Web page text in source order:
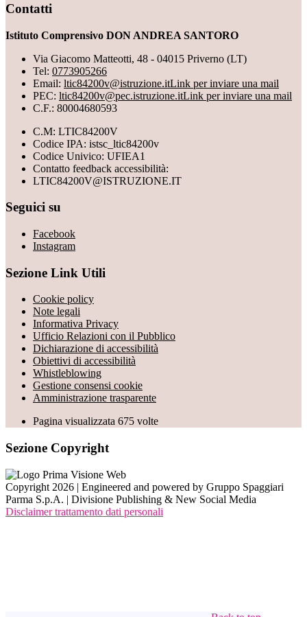
Contatti
Istituto Comprensivo DON ANDREA SANTORO
Via Giacomo Matteotti, 48 - 04015 Priverno (LT)
Tel: 0773905266
Email: ltic84200v@istruzione.itLink per inviare una mail
PEC: ltic84200v@pec.istruzione.itLink per inviare una mail
C.F.: 80004680593
C.M: LTIC84200V
Codice IPA: istsc_ltic84200v
Codice Univico: UFIEA1
Contatto feedback accessibilità:
LTIC84200V@ISTRUZIONE.IT
Seguici su
Facebook
Instagram
Sezione Link Utili
Cookie policy
Note legali
Informativa Privacy
Ufficio Relazioni con il Pubblico
Dichiarazione di accessibilità
Obiettivi di accessibilità
Whistleblowing
Gestione consensi cookie
Amministrazione trasparente
Pagina visualizzata 675 volte
Sezione Copyright
Copyright 2026 | Engineered and powered by Gruppo Spaggiari
Parma S.p.A. | Divisione Publishing & New Social Media
Disclaimer trattamento dati personali